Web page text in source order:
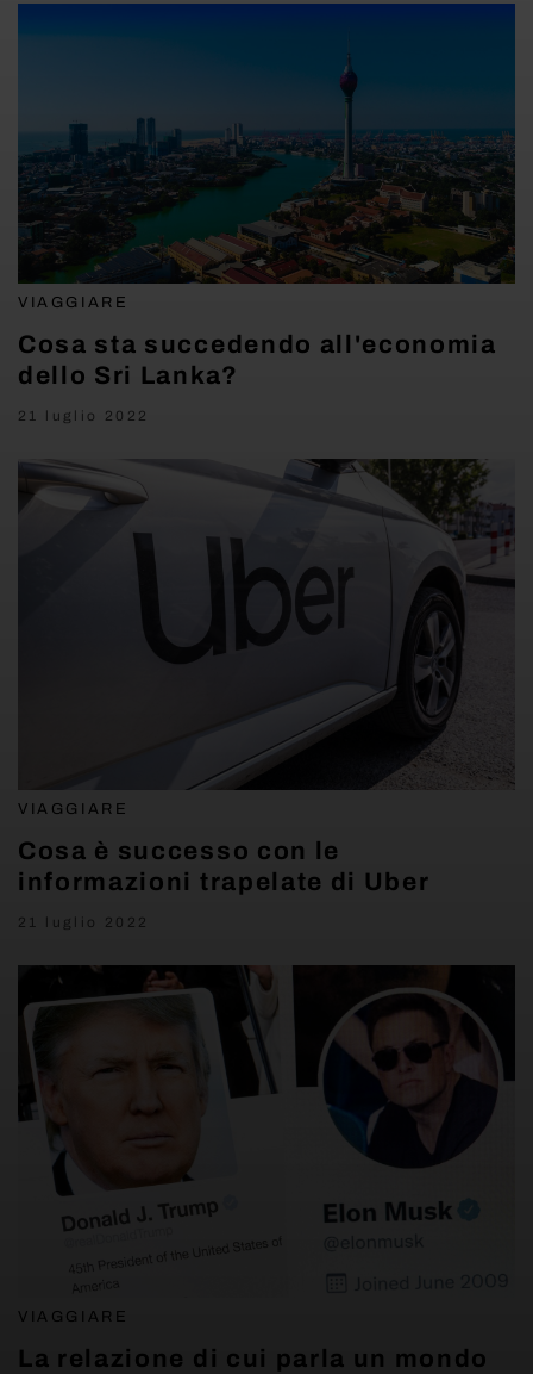
VIAGGIARE
Cosa sta succedendo all'economia
dello Sri Lanka?
21 luglio 2022
VIAGGIARE
Cosa è successo con le
informazioni trapelate di Uber
21 luglio 2022
VIAGGIARE
La relazione di cui parla un mondo